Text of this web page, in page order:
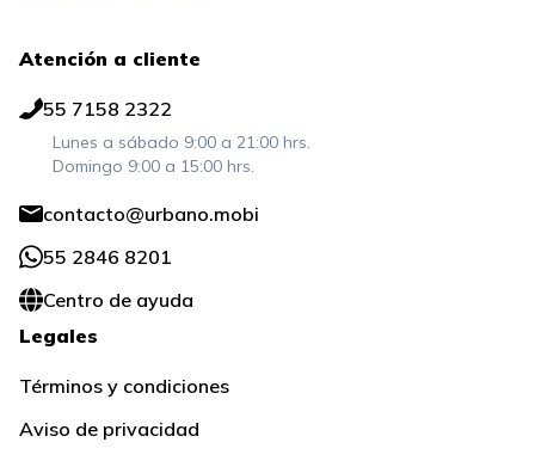
Legales
Términos y condiciones
Aviso de privacidad
Atención a cliente
55 7158 2322
Lunes a sábado 9:00 a 21:00 hrs.
Domingo 9:00 a 15:00 hrs.
contacto@urbano.mobi
55 2846 8201
Centro de ayuda